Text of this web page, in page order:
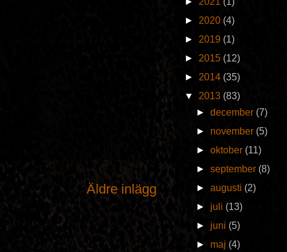
Äldre inlägg
► 2020 (4)
► 2019 (1)
► 2015 (12)
► 2014 (35)
▼ 2013 (83)
►december (7)
► november (5)
►oktober (11)
►september (8)
►augusti (2)
► juli (13)
► juni (5)
► maj (4)